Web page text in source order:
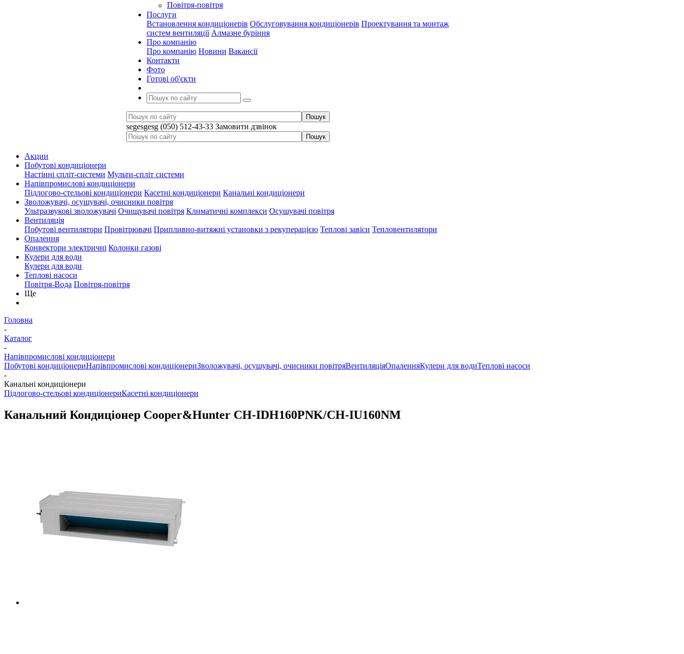
Повітря-повітря
Послуги
Встановлення кондиціонерів Обслуговування кондиціонерів Проектування та монтаж
систем вентиляції Алмазне буріння
Про компанію
Про компанію Новини Вакансії
Контакти
Фото
Готові об'єкти
segesgesg (050) 512-43-33 Замовити дзвінок
Акции
Побутові кондиціонери
Настінні спліт-системи Мульти-спліт системи
Напівпромислові кондиціонери
Підлогово-стельові кондиціонери Касетні кондиціонери Канальні кондиціонери
Зволожувачі, осушувачі, очисники повітря
Ультразвукові зволожувачі Очищувачі повітря Климатичні комплекси Осушувачі повітря
Вентиляція
Побутові вентилятори Провітрювачі Припливно-витяжні установки з рекуперацією Теплові завіси Тепловентилятори
Опалення
Конвектори электричні Колонки газові
Кулери для води
Кулери для води
Теплові насоси
Повітря-Вода Повітря-повітря
Ще
Головна
-
Каталог
-
Напівпромислові кондиціонери
Побутові кондиціонериНапівпромислові кондиціонериЗволожувачі, осушувачі, очисники повітряВентиляціяОпаленняКулери для водиТеплові насоси
-
Канальні кондиціонери
Підлогово-стельові кондиціонериКасетні кондиціонери
Канальний Кондиціонер Cooper&Hunter CH-IDH160PNK/CH-IU160NM